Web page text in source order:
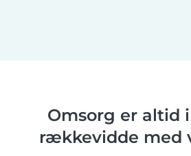
Omsorg er altid
rækkevidde med